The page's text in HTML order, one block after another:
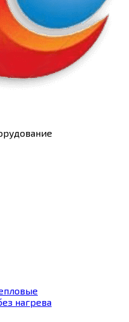
нагрева